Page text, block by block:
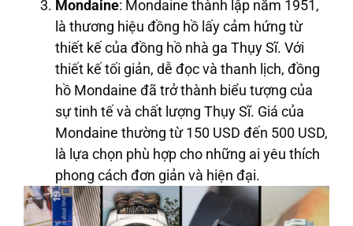
Mondaine: Mondaine thành lập năm 1951,
là thương hiệu đồng hồ lấy cảm hứng từ
thiết kế của đồng hồ nhà ga Thụy Sĩ. Với
thiết kế tối giản, dễ đọc và thanh lịch, đồng
hồ Mondaine đã trở thành biểu tượng của
sự tinh tế và chất lượng Thụy Sĩ. Giá của
Mondaine thường từ 150 USD đến 500 USD,
là lựa chọn phù hợp cho những ai yêu thích
phong cách đơn giản và hiện đại.